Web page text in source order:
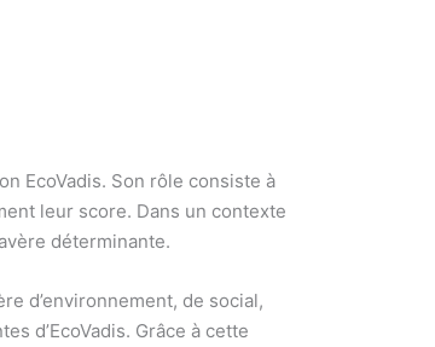
EcoVadis. Son rôle consiste à
leur score. Dans un contexte
déterminante.
d’environnement, de social,
d’EcoVadis. Grâce à cette